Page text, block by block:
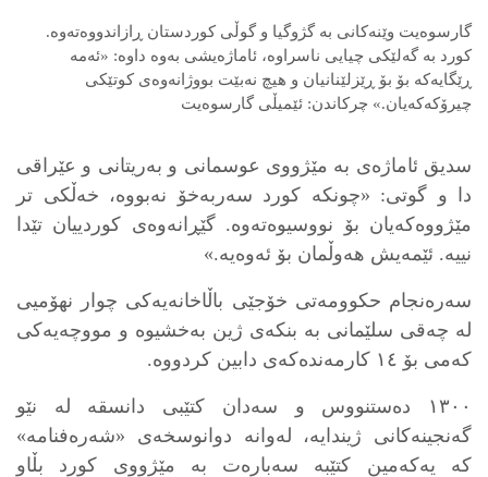
گارسوەیت وێنەکانی بە گژوگیا و گوڵی کوردستان ڕازاندووەتەوە.
کورد بە گەلێکی چیایی ناسراوە، ئاماژەیشی بەوە داوە: «ئەمە
ڕێگایەکە بۆ بۆ ڕێزلێنانیان و هیچ نەبێت بووژانەوەی کوتێکی
چیرۆکەکەیان.» چرکاندن: ئێمیڵی گارسوەیت
سدیق ئاماژەی بە مێژووی عوسمانی و بەریتانی و عێراقی
دا و گوتی: «چونکە کورد سەربەخۆ نەبووە، خەڵکی تر
مێژووەکەیان بۆ نووسیوەتەوە. گێڕانەوەی کوردییان تێدا
نییە. ئێمەیش هەوڵمان بۆ ئەوەیە.»
سەرەنجام حکوومەتی خۆجێی باڵاخانەیەکی چوار نهۆمیی
لە چەقی سلێمانی بە بنکەی ژین بەخشیوە و مووچەیەکی
کەمی بۆ ١٤ کارمەندەکەی دابین کردووە.
١٣٠٠ دەستنووس و سەدان کتێبی دانسقە لە نێو
گەنجینەکانی ژیندایە، لەوانە دوانوسخەی «شەرەفنامە»
کە یەکەمین کتێبە سەبارەت بە مێژووی کورد بڵاو